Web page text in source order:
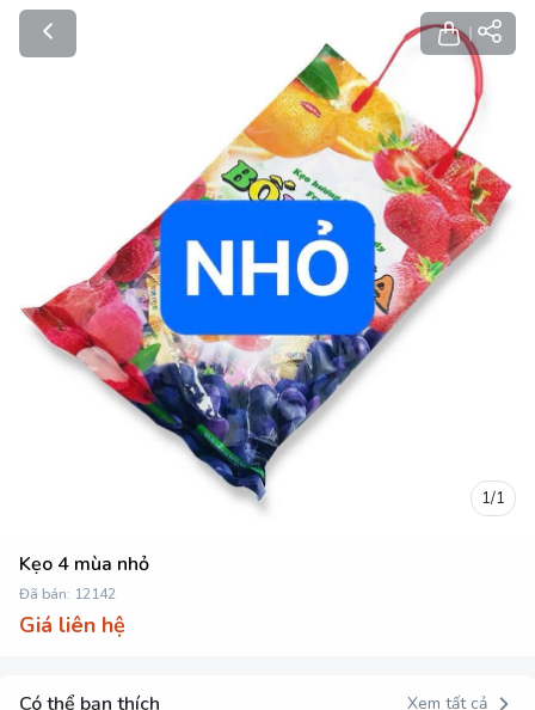
1/1
Kẹo 4 mùa nhỏ
Đã bán: 12142
Giá liên hệ
Có thể bạn thích Xem tất cả